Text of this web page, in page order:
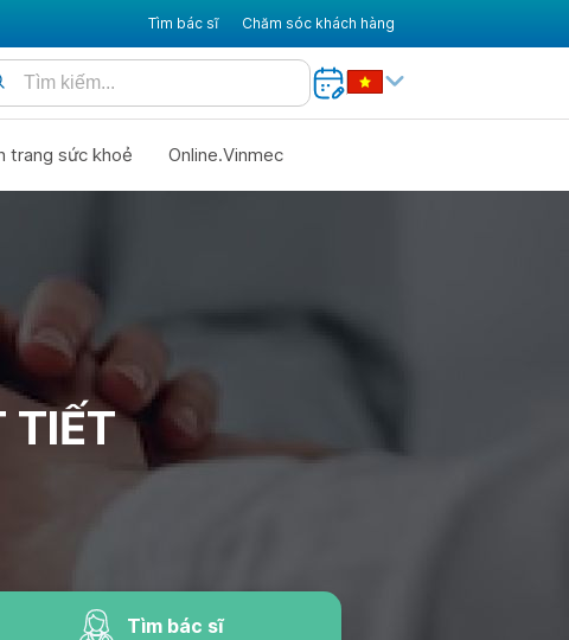
Tìm bác sĩ Chăm sóc khách hàng
trang sức khoẻ Online.Vinmec
TIẾT
Tìm bác sĩ